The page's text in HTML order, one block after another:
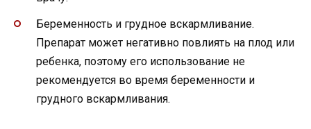
Беременность и грудное вскармливание.
Препарат может негативно повлиять на плод или
ребенка, поэтому его использование не
рекомендуется во время беременности и
грудного вскармливания.